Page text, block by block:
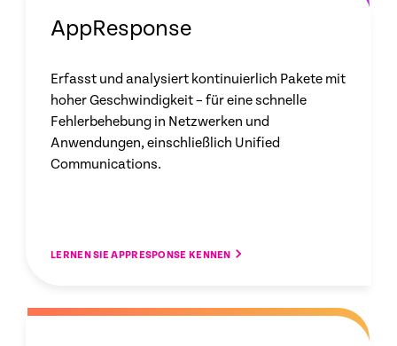
AppResponse
Erfasst und analysiert kontinuierlich Pakete mit
hoher Geschwindigkeit – für eine schnelle
Fehlerbehebung in Netzwerken und
Anwendungen, einschließlich Unified
Communications.
LERNEN SIE APPRESPONSE KENNEN